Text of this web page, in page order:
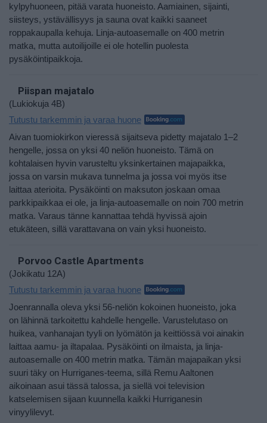
kylpyhuoneen, pitää varata huoneisto. Aamiainen, sijainti,
siisteys, ystävällisyys ja sauna ovat kaikki saaneet
roppakaupalla kehuja. Linja-autoasemalle on 400 metrin
matka, mutta autoilijoille ei ole hotellin puolesta
pysäköintipaikkoja.
Piispan majatalo
(Lukiokuja 4B)
Tutustu tarkemmin ja varaa huone
Aivan tuomiokirkon vieressä sijaitseva pidetty majatalo 1–2
hengelle, jossa on yksi 40 neliön huoneisto. Tämä on
kohtalaisen hyvin varusteltu yksinkertainen majapaikka,
jossa on varsin mukava tunnelma ja jossa voi myös itse
laittaa aterioita. Pysäköinti on maksuton joskaan omaa
parkkipaikkaa ei ole, ja linja-autoasemalle on noin 700 metrin
matka. Varaus tänne kannattaa tehdä hyvissä ajoin
etukäteen, sillä varattavana on vain yksi huoneisto.
Porvoo Castle Apartments
(Jokikatu 12A)
Tutustu tarkemmin ja varaa huone
Joenrannalla oleva yksi 56-neliön kokoinen huoneisto, joka
on lähinnä tarkoitettu kahdelle hengelle. Varustelutaso on
huikea, vanhanajan tyyli on lyömätön ja keittiössä voi ainakin
laittaa aamu- ja iltapalaa. Pysäköinti on ilmaista, ja linja-
autoasemalle on 400 metrin matka. Tämän majapaikan yksi
suuri täky on Hurriganes-teema, sillä Remu Aaltonen
aikoinaan asui tässä talossa, ja siellä voi television
katselemisen sijaan kuunnella kaikki Hurriganesin
vinyylilevyt.